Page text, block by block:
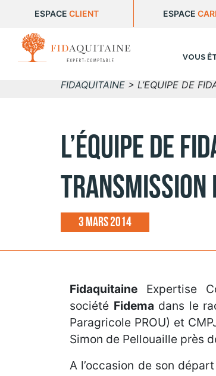
ESPACE CLIENT ESPACE
VOUS
FIDAQUITAINE > L’ÉQUIPE DE
L’ÉQUIPE DE
TRANSMISSION
3 mars 2014
Fidaquitaine Expertise
société Fidema dans le
Paragricole PROU) et
Simon de Pellouaille près
A l’occasion de son